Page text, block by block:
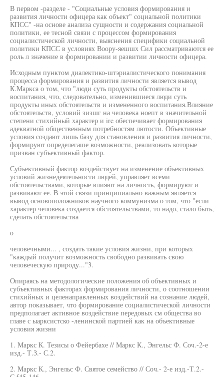
В первом -разделе - "Социальные условия формирования и
развития личности офицера как объект" социальной политики
КПСС" -на основе анализа сущности и содержания социальной
политики, ее тесной связи с процессом формирования
социалистической личности, выяснения специфики социальной
политики КПСС в условиях Воору-яешшх Сил рассматриваются ее
роль л значение в формировании и развитии личности офицера.
Исходным пунктом диалектико-штэриалистического понимания
процесса формирования и развития личности является вывод
К.Маркса о том, что "люди суть продукты обстоятельств и
воспитания, что, следовательно, изменившиеся люди суть
продукты иных обстоятельств и измененного воспитания.Влияние
обстоятельств, условий зизшг на человека ноепт в значительной
степени стихийный характер и ire обеспечивает формирования
адекватной общественным потребностям лютости. Объективные
условия создают лишь базу для становления и развития личности,
формируют определегаше возможности, реализовать которые
призван субъективный фактор.
Субъективный фактор воздействует на изменение объективных
условий жизнедеятельности людей, управляет всеми
обстоятельствами, которые влияют на личность, формируют и
развивают ее. В этой связи принципиально важным является
вывод основоположников научного коммунизма о том, что "если
характер человека создается обстоятельствами, то надо, стало быть,
сделать обстоятельства
о
человечными... , создать такие условия жизни, при которых
"каждый получит возможность свободно развивать свою
человеческую природу..."3.
Опираясь на методологические положения об объективных и
субъективных факторах формирования личности, о соотношении
стихийных и целенаправленных воздействий на сознание людей,
автор показывает, что формирование социалистической личности
предполагает активное воздействие передовых см общества во
главе с ыарксистско -ленинской партией как на объективные
условия жизни
1. Маркс К. Тезисы о Фейербахе // Маркс К., Энгельс Ф. Соч.-2-е
изд.- Т.З.- С.2.
2. Маркс К., Энгельс Ф. Святое семейство // Соч.- 2-е изд.-Т.2.-